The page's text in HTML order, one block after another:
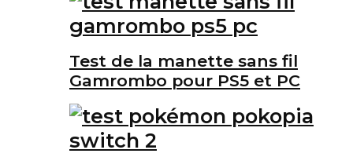
Test de la manette sans fil
Gamrombo pour PS5 et PC